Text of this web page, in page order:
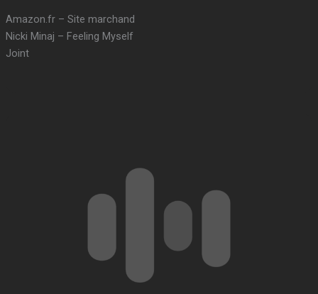
Amazon.fr – Site marchand
Nicki Minaj – Feeling Myself
Joint